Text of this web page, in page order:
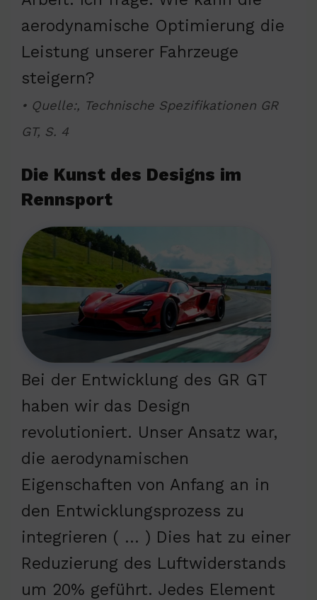
aerodynamische Optimierung die
Leistung unserer Fahrzeuge
steigern?
• Quelle:, Technische Spezifikationen GR
GT, S. 4
Die Kunst des Designs im
Rennsport
Bei der Entwicklung des GR GT
haben wir das Design
revolutioniert. Unser Ansatz war,
die aerodynamischen
Eigenschaften von Anfang an in
den Entwicklungsprozess zu
integrieren ( … ) Dies hat zu einer
Reduzierung des Luftwiderstands
um 20% geführt. Jedes Element